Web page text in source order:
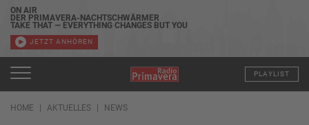
ON AIR
DER PRIMAVERA-NACHTSCHWÄRMER
TAKE THAT — EVERYTHING CHANGES BUT YOU
JETZT ANHÖREN
PLAYLIST
HOME AKTUELLES NEWS